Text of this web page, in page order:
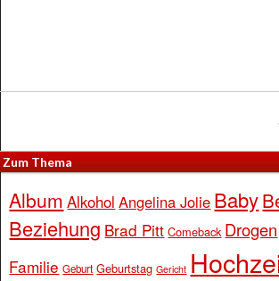
Zum Thema
Album Alkohol Angelina Jolie Baby
Beziehung Brad Pitt Comeback Drogen
Familie Geburt Geburtstag Gericht